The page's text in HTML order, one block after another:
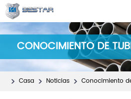
CONOCIMIENTO DE
Casa Noticias Conocimiento